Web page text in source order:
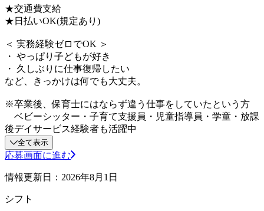
★交通費支給
★日払いOK(規定あり)
＜ 実務経験ゼロでOK ＞
・ やっぱり子どもが好き
・ 久しぶりに仕事復帰したい
など、きっかけは何でも大丈夫。
※卒業後、保育士にはならず違う仕事をしていたという方
ベビーシッター・子育て支援員・児童指導員・学童・放課
後デイサービス経験者も活躍中
全て表示
応募画面に進む
情報更新日：2026年8月1日
シフト